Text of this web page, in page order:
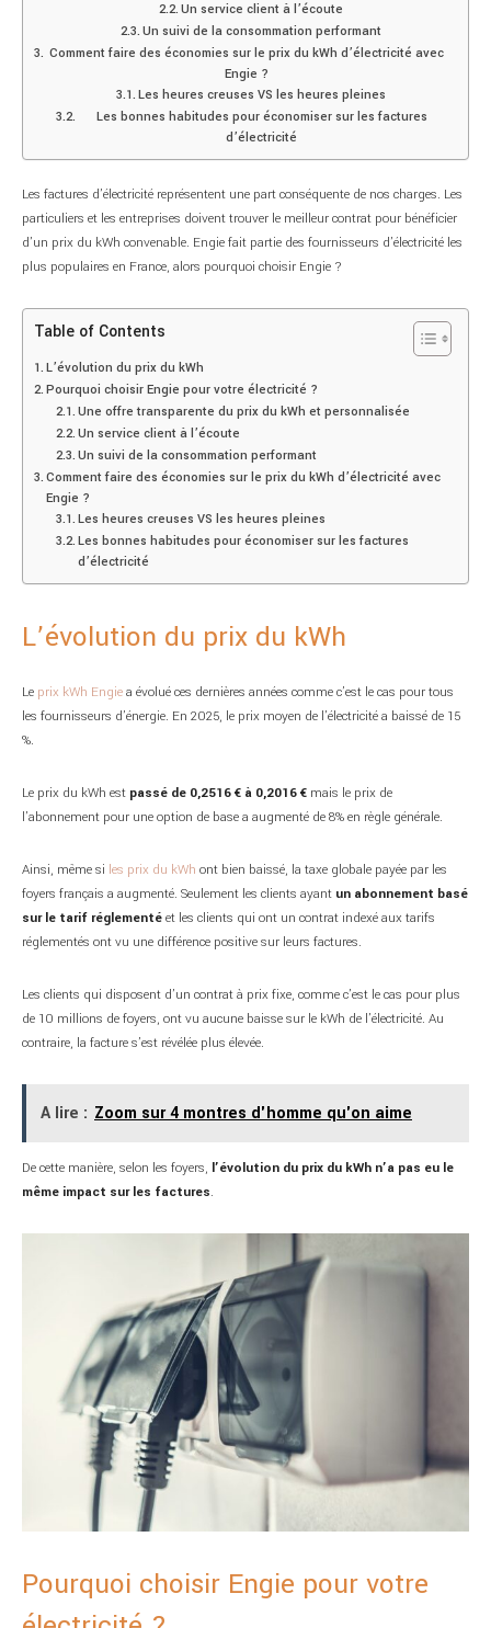
Un service client à l’écoute
Un suivi de la consommation performant
Comment faire des économies sur le prix du kWh d’électricité avec
Engie ?
Les heures creuses VS les heures pleines
Les bonnes habitudes pour économiser sur les factures
d’électricité
Les factures d’électricité représentent une part conséquente de nos charges. Les
particuliers et les entreprises doivent trouver le meilleur contrat pour bénéficier
d’un prix du kWh convenable. Engie fait partie des fournisseurs d’électricité les
plus populaires en France, alors pourquoi choisir Engie ?
Table of Contents
L’évolution du prix du kWh
Pourquoi choisir Engie pour votre électricité ?
Une offre transparente du prix du kWh et personnalisée
Un service client à l’écoute
Un suivi de la consommation performant
Comment faire des économies sur le prix du kWh d’électricité avec
Engie ?
Les heures creuses VS les heures pleines
Les bonnes habitudes pour économiser sur les factures
d’électricité
L’évolution du prix du kWh
Le prix kWh Engiea évolué ces dernières années comme c’est le cas pour tous
les fournisseurs d’énergie. En 2025, le prix moyen de l’électricité a baissé de 15
%.
Le prix du kWh est passé de 0,2516 € à 0,2016 € mais le prix de
l’abonnement pour une option de base a augmenté de 8% en règle générale.
Ainsi, même si les prix du kWh ont bien baissé, la taxe globale payée par les
foyers français a augmenté. Seulement les clients ayant un abonnement basé
sur le tarif réglementéet les clients qui ont un contrat indexé aux tarifs
réglementés ont vu une différence positive sur leurs factures.
Les clients qui disposent d’un contrat à prix fixe, comme c’est le cas pour plus
de 10 millions de foyers, ont vu aucune baisse sur le kWh de l’électricité. Au
contraire, la facture s’est révélée plus élevée.
A lire : Zoom sur 4 montres d'homme qu'on aime
De cette manière, selon les foyers, l’évolution du prix du kWh n’a pas eu le
même impact sur les factures.
Pourquoi choisir Engie pour votre